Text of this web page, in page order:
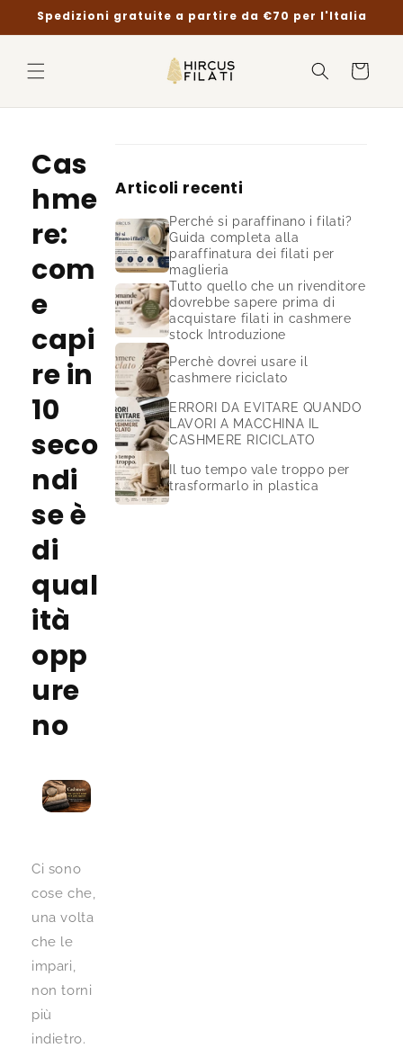
direttamente
ai contenuti
Spedizioni gratuite a partire da €70 per l'Italia
Carrello
Cas
hme
re:
com
e
capi
re in
10
seco
ndi
se è
di
qual
ità
opp
ure
no
Ci sono
cose che,
una volta
che le
impari,
non torni
più
indietro.
Articoli recenti
Perché si paraffinano i filati?
Guida completa alla
paraffinatura dei filati per
maglieria
Tutto quello che un rivenditore
dovrebbe sapere prima di
acquistare filati in cashmere
stock Introduzione
Perchè dovrei usare il
cashmere riciclato
ERRORI DA EVITARE QUANDO
LAVORI A MACCHINA IL
CASHMERE RICICLATO
Il tuo tempo vale troppo per
trasformarlo in plastica